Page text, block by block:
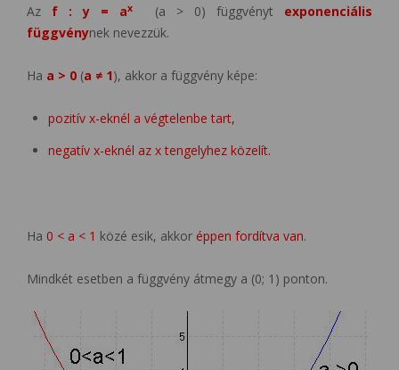
Az f : y = ax (a > 0) függvényt exponenciális
függvénynek nevezzük.
Ha a > 0 (a ≠ 1), akkor a függvény képe:
pozitív x-eknél a végtelenbe tart,
negatív x-eknél az x tengelyhez közelít.
Ha 0 < a < 1 közé esik, akkor éppen fordítva van.
Mindkét esetben a függvény átmegy a (0; 1) ponton.